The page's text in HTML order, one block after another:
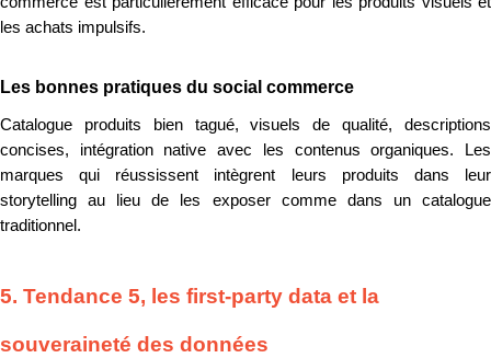
les achats impulsifs.
Les bonnes pratiques du social commerce
Catalogue produits bien tagué, visuels de qualité, descriptions
concises, intégration native avec les contenus organiques. Les
marques qui réussissent intègrent leurs produits dans leur
storytelling au lieu de les exposer comme dans un catalogue
traditionnel.
5. Tendance 5, les first-party data et la
souveraineté des données